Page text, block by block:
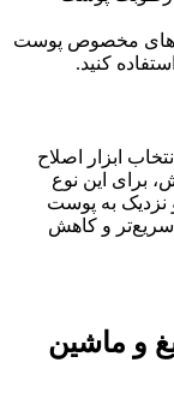
مخصوص پوست
کنید.
ابزار اصلاح
برای این نوع
نزدیک به پوست
و کاهش
و ماشین